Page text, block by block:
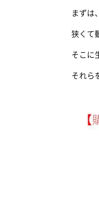
まずは
狭くて
そこに
それら